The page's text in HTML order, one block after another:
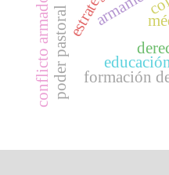
formación
poder pastoral
conflicto armado